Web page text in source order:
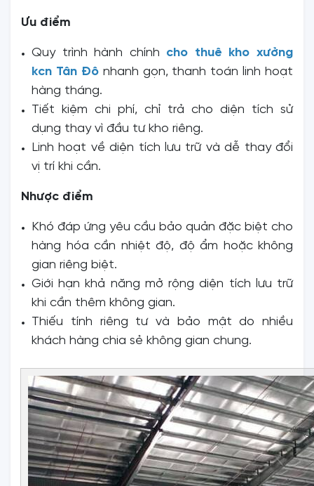
Ưu điểm
Quy trình hành chính cho thuê kho xưởng
kcn Tân Đô nhanh gọn, thanh toán linh hoạt
hàng tháng.
Tiết kiệm chi phí, chỉ trả cho diện tích sử
dụng thay vì đầu tư kho riêng.
Linh hoạt về diện tích lưu trữ và dễ thay đổi
vị trí khi cần.
Nhược điểm
Khó đáp ứng yêu cầu bảo quản đặc biệt cho
hàng hóa cần nhiệt độ, độ ẩm hoặc không
gian riêng biệt.
Giới hạn khả năng mở rộng diện tích lưu trữ
khi cần thêm không gian.
Thiếu tính riêng tư và bảo mật do nhiều
khách hàng chia sẻ không gian chung.